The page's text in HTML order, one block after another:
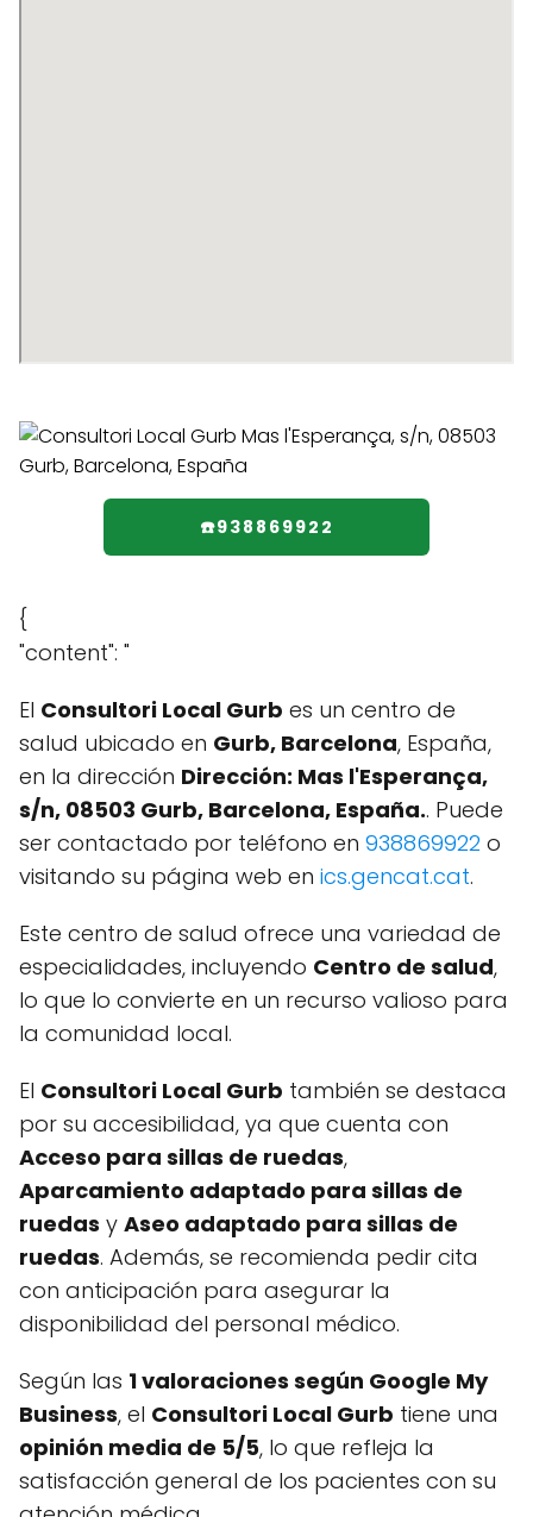
☎️938869922
{
"content": "
El Consultori Local Gurb es un centro de
salud ubicado en Gurb, Barcelona, España,
en la dirección Dirección: Mas l'Esperança,
s/n, 08503 Gurb, Barcelona, España.. Puede
ser contactado por teléfono en 938869922 o
visitando su página web en ics.gencat.cat.
Este centro de salud ofrece una variedad de
especialidades, incluyendo Centro de salud,
lo que lo convierte en un recurso valioso para
la comunidad local.
El Consultori Local Gurb también se destaca
por su accesibilidad, ya que cuenta con
Acceso para sillas de ruedas,
Aparcamiento adaptado para sillas de
ruedas y Aseo adaptado para sillas de
ruedas. Además, se recomienda pedir cita
con anticipación para asegurar la
disponibilidad del personal médico.
Según las 1 valoraciones según Google My
Business, el Consultori Local Gurb tiene una
opinión media de 5/5, lo que refleja la
satisfacción general de los pacientes con su